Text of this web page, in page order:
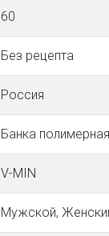
60
Без рецепта
Россия
Банка полимерная
V-MIN
Мужской,